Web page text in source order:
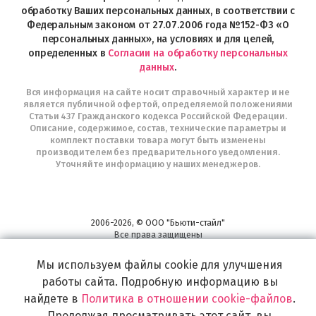
Telegram
обработку Ваших персональных данных, в соответствии с
Федеральным законом от 27.07.2006 года №152-ФЗ «О
персональных данных», на условиях и для целей,
определенных в Согласии на обработку персональных
данных.
Вся информация на сайте носит справочный характер и не
является публичной офертой, определяемой положениями
Статьи 437 Гражданского кодекса Российской Федерации.
Описание, содержимое, состав, технические параметры и
комплект поставки товара могут быть изменены
производителем без предварительного уведомления.
Уточняйте информацию у наших менеджеров.
2006-2026, © ООО "Бьюти-стайл"
Все права защищены
Широкий выбор инструментов, аксессуаров и принадлежностей для
воплощения
самых изысканных и необычных идей по созданию Вашего образа и стиля.
Мы используем файлы cookie для улучшения
работы сайта. Подробную информацию вы
найдете в Политика в отношении cookie-файлов.